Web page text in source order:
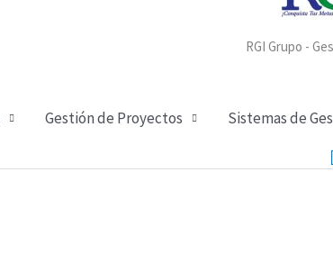
RGI Grupo -
Gestión de Proyectos Sistemas de